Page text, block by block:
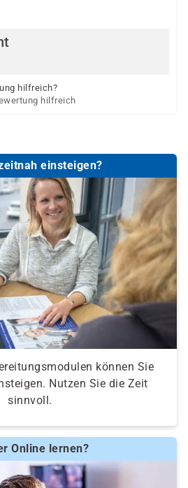
hilfreich?
hilfreich
einsteigen?
können Sie
Nutzen Sie die Zeit
sinnvoll.
Online lernen?